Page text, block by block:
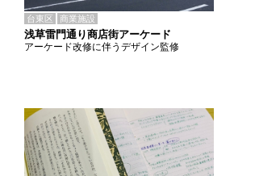
台東区 商業施設
浅草雷門通り商店街アーケード
アーケード改修に伴うデザイン監修